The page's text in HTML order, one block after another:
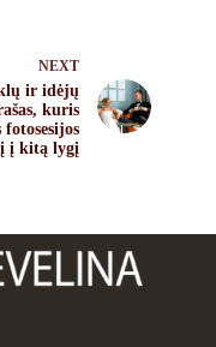
NEXT
ir idėjų
kuris
fotosesijos
į kitą lygį